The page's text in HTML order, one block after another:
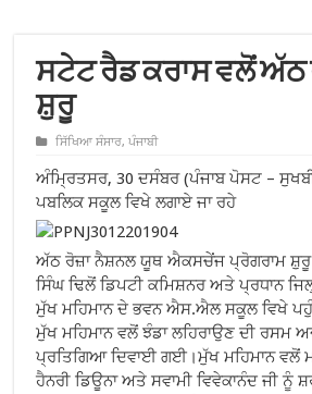
ਸਟੇਟ ਰੈਡ ਕਰਾਸ ਵਲੋਂ
ਸ਼ੁਰੂ
ਸਿੱਖਿਆ ਸੰਸਾਰ, ਪੰਜਾਬੀ
ਅੰਮ੍ਰਿਤਸਰ, 30 ਦਸੰਬਰ (ਪੰਜਾਬ ਪੋਸਟ –
ਪਬਲਿਕ ਸਕੂਲ ਵਿਖੇ ਲਗਾਏ ਜਾ ਰਹੇ
ਅੱਠ ਰੋਜ਼ਾ ਨੈਸ਼ਨਲ ਯੂਥ ਐਕਸਚੇਂਜ ਪ੍ਰੋਗਰਾਮ ਸ਼ੁਰੂ
ਸਿੰਘ ਢਿਲੋਂ ਡਿਪਟੀ ਕਮਿਸ਼ਨਰ ਅਤੇ ਪ੍ਰਧਾਨ
ਮੁੱਖ ਮਹਿਮਾਨ ਦੇ ਭਵਨ ਐਸ.ਐਲ ਸਕੂਲ ਵਿਖੇ
ਮੁੱਖ ਮਹਿਮਾਨ ਵਲੋਂ ਝੰਡਾ ਲਹਿਰਾਉਣ ਦੀ
ਪ੍ਰਤਿਗਿਆ ਦਿਵਾਈ ਗਈ।ਮੁੱਖ ਮਹਿਮਾਨ ਵਲੋਂ
ਹੈਨਰੀ ਡਿਊਨਾ ਅਤੇ ਸਵਾਮੀ ਵਿਵੇਕਾਨੰਦ ਜੀ